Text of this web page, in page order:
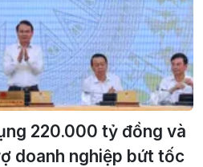
220.000 tỷ đồng và
doanh nghiệp bứt tốc